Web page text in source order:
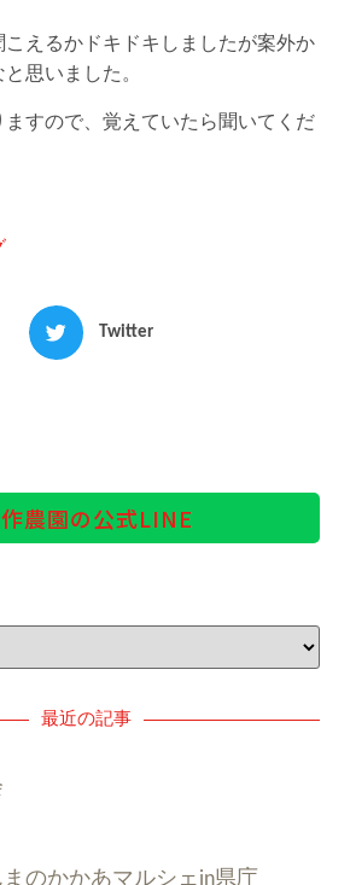
こえるかドキドキしましたが案外か
思いました。
すので、覚えていたら聞いてくだ
Twitter
農園の公式LINE
最近の記事
のかかあマルシェin県庁